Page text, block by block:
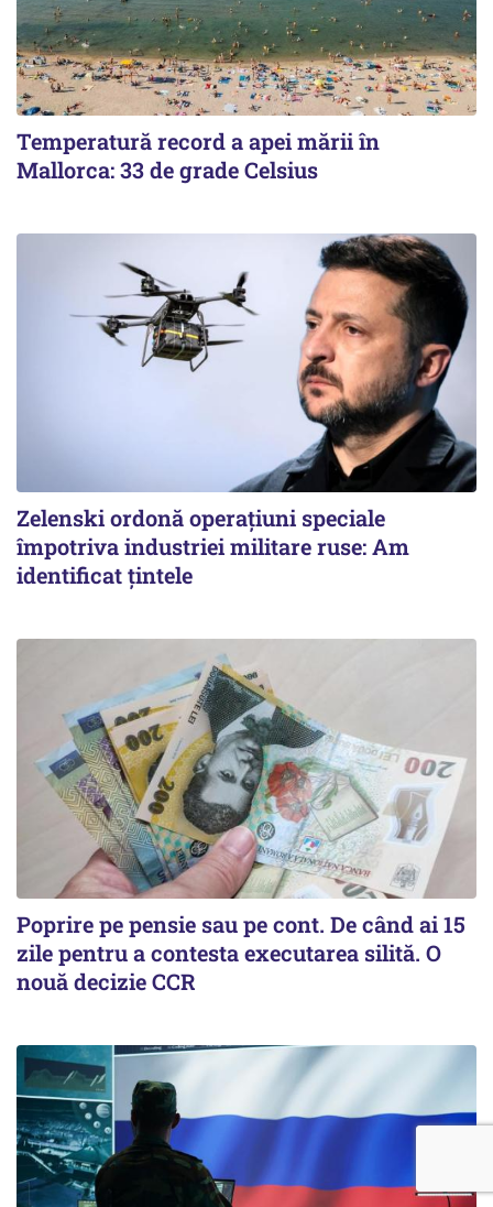
Temperatură record a apei mării în
Mallorca: 33 de grade Celsius
Zelenski ordonă operațiuni speciale
împotriva industriei militare ruse: Am
identificat țintele
Poprire pe pensie sau pe cont. De când ai 15
zile pentru a contesta executarea silită. O
nouă decizie CCR